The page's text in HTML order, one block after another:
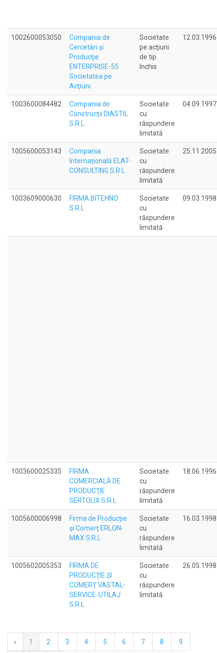
1002600053050
Compania de
Cercetări şi
Producţie
ENTERPRISE-55
Societatea pe
Acţiuni
Societate
pe acţiuni
de tip
închis
12.03.1996
1003600084482
Compania de
Construcţii DIASTIL
S.R.L
Societate
cu
răspundere
limitată
04.09.1997
1005600053143
Compania
Internaţională ELAT-
CONSULTING S.R.L
Societate
cu
răspundere
limitată
25.11.2005
1003609000630
FIRMA BITEHNO
S.R.L
Societate
cu
răspundere
limitată
09.03.1998
1003600025335
FIRMA
COMERCIALĂ DE
PRODUCŢIE
SERTOLIX S.R.L
Societate
cu
răspundere
limitată
18.06.1996
1005600006998
Firma de Producţie
şi Comerţ ERLON-
MAX S.R.L
Societate
cu
răspundere
limitată
16.03.1998
1005602005353
FIRMA DE
PRODUCŢIE ŞI
COMERŢ VASTAL-
SERVICE-UTILAJ
S.R.L
Societate
cu
răspundere
limitată
26.05.1998
« 1 2 3 4 5 6 7 8 9